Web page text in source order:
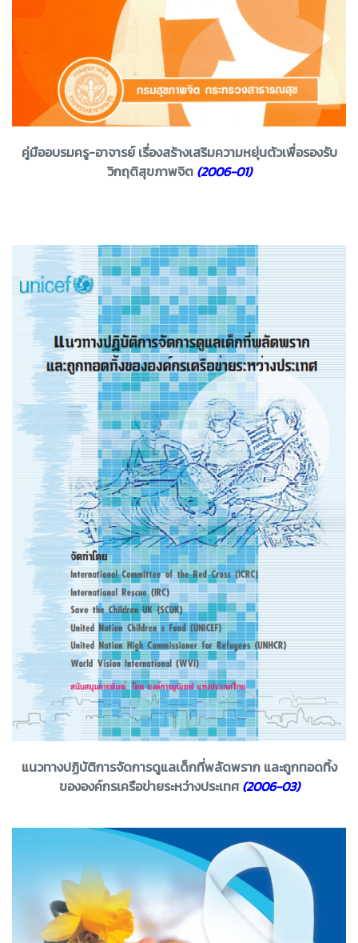
คู่มืออบรมครู-อาจารย์ เรื่องสร้างเสริมความหยุ่นตัวเพื่อรองรับ
วิกฤติสุขภาพจิต (2006-01)
แนวทางปฏิบัติการจัดการดูแลเด็กที่พลัดพราก และถูกทอดทิ้ง
ขององค์กรเครือข่ายระหว่างประเทศ(2006-03)